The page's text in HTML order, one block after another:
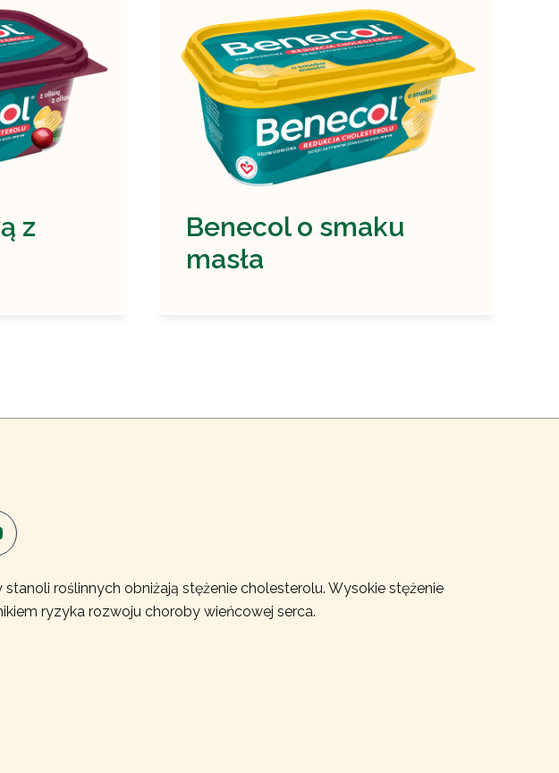
z
Benecol o smaku
masła
roślinnych obniżają stężenie cholesterolu. Wysokie stężenie
ryzyka rozwoju choroby wieńcowej serca.